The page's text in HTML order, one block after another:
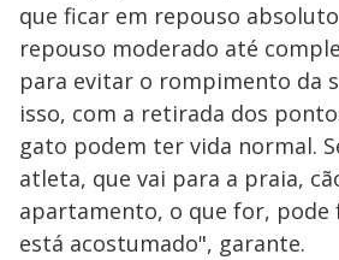
que ficar em repouso
repouso moderado até
para evitar o rompimento da
isso, com a retirada dos
gato podem ter vida normal.
atleta, que vai para a praia,
apartamento, o que for, pode
está acostumado", garante.